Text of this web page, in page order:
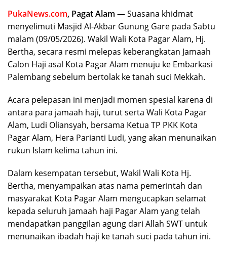
PukaNews.com, Pagat Alam —Suasana khidmat
menyelimuti Masjid Al-Akbar Gunung Gare pada Sabtu
malam (09/05/2026). Wakil Wali Kota Pagar Alam, Hj.
Bertha, secara resmi melepas keberangkatan Jamaah
Calon Haji asal Kota Pagar Alam menuju ke Embarkasi
Palembang sebelum bertolak ke tanah suci Mekkah.
​Acara pelepasan ini menjadi momen spesial karena di
antara para jamaah haji, turut serta Wali Kota Pagar
Alam, Ludi Oliansyah, bersama Ketua TP PKK Kota
Pagar Alam, Hera Parianti Ludi, yang akan menunaikan
rukun Islam kelima tahun ini.
Dalam kesempatan tersebut, Wakil Wali Kota Hj.
Bertha, menyampaikan atas nama pemerintah dan
masyarakat Kota Pagar Alam mengucapkan selamat
kepada seluruh jamaah haji Pagar Alam yang telah
mendapatkan panggilan agung dari Allah SWT untuk
menunaikan ibadah haji ke tanah suci pada tahun ini.